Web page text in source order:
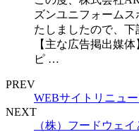
ズンユニフォーム
たしましたので、下
【主な広告掲出媒
ピ …
PREV
WEBサイトリニュ
NEXT
（株）フードウェ